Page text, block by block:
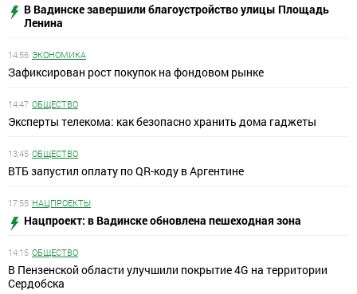
В Вадинске завершили благоустройство улицы Площадь
Ленина
14:56 ЭКОНОМИКА
Зафиксирован рост покупок на фондовом рынке
14:47 ОБЩЕСТВО
Эксперты телекома: как безопасно хранить дома гаджеты
13:45 ОБЩЕСТВО
ВТБ запустил оплату по QR-коду в Аргентине
17:55 НАЦПРОЕКТЫ
Нацпроект: в Вадинске обновлена пешеходная зона
14:15 ОБЩЕСТВО
В Пензенской области улучшили покрытие 4G на территории
Сердобска